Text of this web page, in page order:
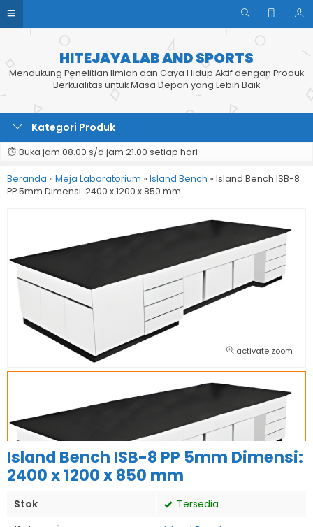
HITEJAYA LAB AND SPORTS
Mendukung Penelitian Ilmiah dan Gaya Hidup Aktif dengan Produk
Berkualitas untuk Masa Depan yang Lebih Baik
Kategori Produk
Buka jam 08.00 s/d jam 21.00 setiap hari
Beranda » Meja Laboratorium » Island Bench » Island Bench ISB-8
PP 5mm Dimensi: 2400 x 1200 x 850 mm
activate zoom
Island Bench ISB-8 PP 5mm Dimensi:
2400 x 1200 x 850 mm
Stok
Tersedia